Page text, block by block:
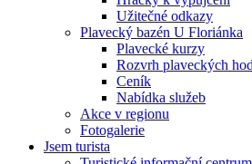
Užitečné odkazy
Plavecký bazén U Floriánka
Plavecké kurzy
Rozvrh plaveckých
Ceník
Nabídka služeb
Akce v regionu
Fotogalerie
Jsem turista